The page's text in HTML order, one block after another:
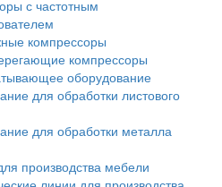
с частотным
компрессоры
компрессоры
оборудование
для обработки листового
для обработки металла
производства мебели